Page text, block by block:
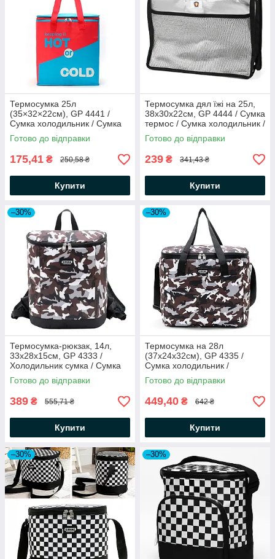
Термосумка 25л
(35×32×22см), GP 4441 /
Сумка холодильник / Сумка
термос / Термосумка
туристична
Готово до відправки
175,41 ₴ 250,58 ₴
Купити
Термосумка дял їжі на 25л,
38x30x22см, GP 4444 / Сумка
термос / Сумка холодильник /
Термосумка для продуктів
Готово до відправки
239 ₴ 341,43 ₴
Купити
–30%
Термосумка-рюкзак, 14л,
33x28x15см, GP 4333 /
Холодильник сумка / Сумка
холодильник для пікніка
Готово до відправки
389 ₴ 555,71 ₴
Купити
–30%
Термосумка на 28л
(37x24x32см), GP 4335 /
Сумка холодильник /
Термосумка для холодних та
гарячих продуктів
Готово до відправки
449,40 ₴ 642 ₴
Купити
–30% –30%